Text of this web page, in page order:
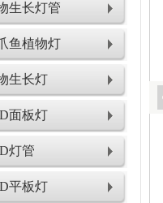
生长灯管
鱼植物灯
生长灯
面板灯
灯管
平板灯